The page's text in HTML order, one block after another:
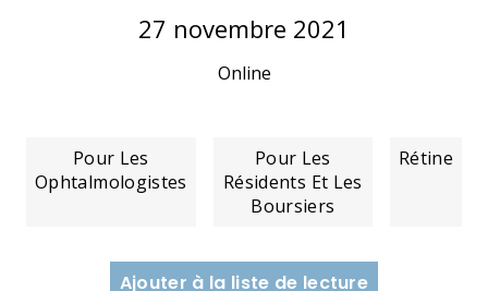
27 novembre 2021
Online
Pour Les
Ophtalmologistes
Pour Les
Résidents Et Les
Boursiers
Rétine
Ajouter à la liste de lecture